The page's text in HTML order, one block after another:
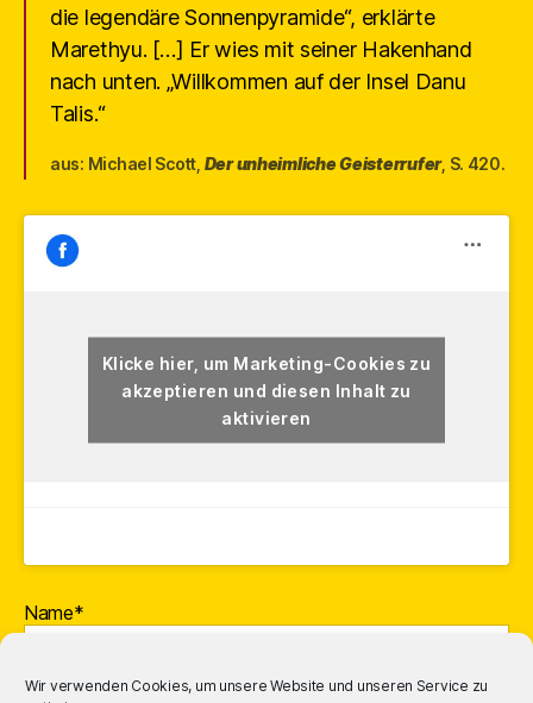
Wir verwenden Cookies, um unsere Website und unseren Service zu
die legendäre Sonnenpyramide“, erklärte
Marethyu. […] Er wies mit seiner Hakenhand
nach unten. „Willkommen auf der Insel Danu
Talis.“
aus: Michael Scott, Der unheimliche Geisterrufer, S. 420.
Klicke hier, um Marketing-Cookies zu
akzeptieren und diesen Inhalt zu
aktivieren
Name*